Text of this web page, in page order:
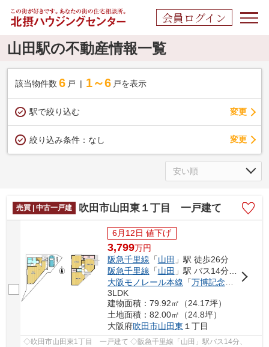
会員ログイン
山田駅の不動産情報一覧
該当物件数 6 戸 1～6 戸を表示
駅で絞り込む 変更
絞り込み条件： なし 変更
売買 | 中古一戸建 吹田市山田東１丁目 一戸建て
6月12日 値下げ
3,799万円
阪急千里線 「山田 」駅 徒歩26分
阪急千里線 「山田 」駅 バス14分 「山田宮ノ前」 停歩3分
大阪モノレール本線 「万博記念公園
」駅
3LDK
建物面積：79.92㎡（24.17坪）
土地面積：82.00㎡（24.8坪）
大阪府吹田市山田東 １丁目
◇吹田市山田東1丁目 一戸建て ◇阪急千里線「山田」駅バス14分、